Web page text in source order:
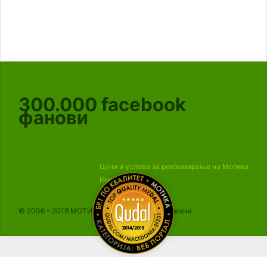
300.000 facebook
фанови
Цени и услови за рекламирање на Мотика
Импресум
© 2006 - 2019 МОТИКА, Сите права се задржани